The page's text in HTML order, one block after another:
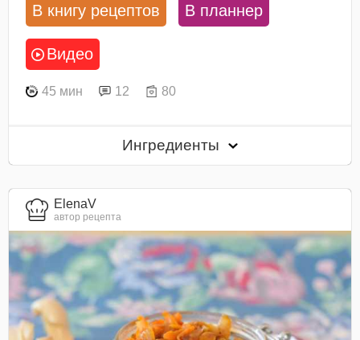
В книгу рецептов В планнер
Видео
45 мин 12 80
Ингредиенты
ElenaV
автор рецепта